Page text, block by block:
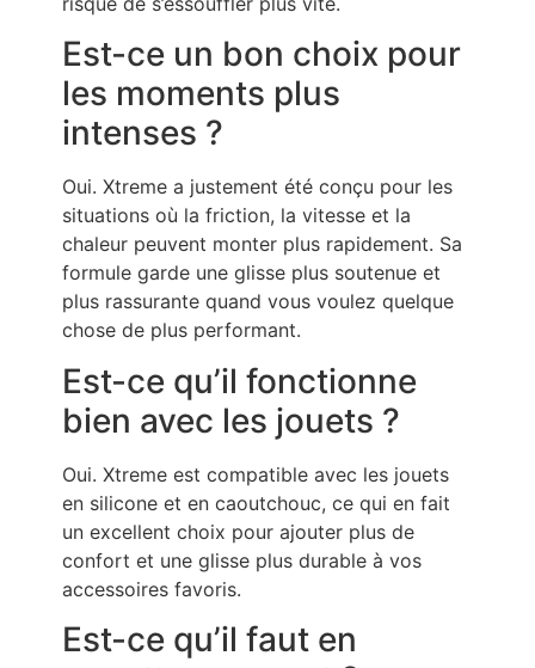
Est-ce un bon choix pour
les moments plus
intenses ?
Oui. Xtreme a justement été conçu pour les
situations où la friction, la vitesse et la
chaleur peuvent monter plus rapidement. Sa
formule garde une glisse plus soutenue et
plus rassurante quand vous voulez quelque
chose de plus performant.
Est-ce qu’il fonctionne
bien avec les jouets ?
Oui. Xtreme est compatible avec les jouets
en silicone et en caoutchouc, ce qui en fait
un excellent choix pour ajouter plus de
confort et une glisse plus durable à vos
accessoires favoris.
Est-ce qu’il faut en